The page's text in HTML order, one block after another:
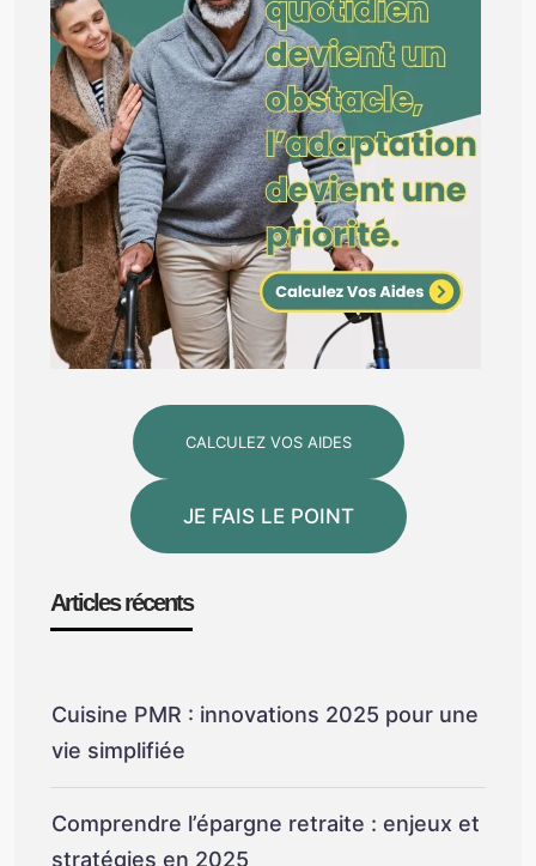
CALCULEZ VOS AIDES
JE FAIS LE POINT
Articles récents
Cuisine PMR : innovations 2025 pour une
vie simplifiée
Comprendre l’épargne retraite : enjeux et
stratégies en 2025